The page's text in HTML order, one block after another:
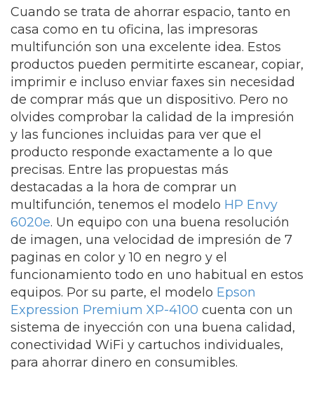
Cuando se trata de ahorrar espacio, tanto en
casa como en tu oficina, las impresoras
multifunción son una excelente idea. Estos
productos pueden permitirte escanear, copiar,
imprimir e incluso enviar faxes sin necesidad
de comprar más que un dispositivo. Pero no
olvides comprobar la calidad de la impresión
y las funciones incluidas para ver que el
producto responde exactamente a lo que
precisas. Entre las propuestas más
destacadas a la hora de comprar un
multifunción, tenemos el modelo HP Envy
6020e. Un equipo con una buena resolución
de imagen, una velocidad de impresión de 7
paginas en color y 10 en negro y el
funcionamiento todo en uno habitual en estos
equipos. Por su parte, el modelo Epson
Expression Premium XP-4100 cuenta con un
sistema de inyección con una buena calidad,
conectividad WiFi y cartuchos individuales,
para ahorrar dinero en consumibles.